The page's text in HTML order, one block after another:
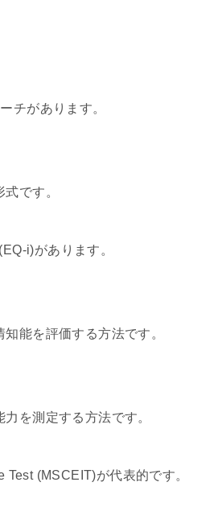
チがあります。
です。
i)があります。
能を評価する方法です。
を測定する方法です。
(MSCEIT)が代表的です。